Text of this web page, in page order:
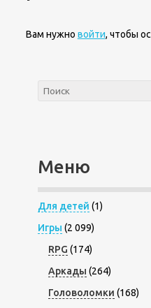
Вам нужно войти, чтобы
Меню
Для детей (1)
Игры (2 099)
RPG (174)
Аркады (264)
Головоломки (168)